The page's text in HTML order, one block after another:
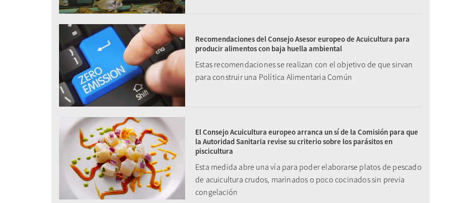
Recomendaciones del Consejo Asesor europeo de Acuicultura para
producir alimentos con baja huella ambiental
Estas recomendaciones se realizan con el objetivo de que sirvan
para construir una Política Alimentaria Común
El Consejo Acuicultura europeo arranca un sí de la Comisión para que
la Autoridad Sanitaria revise su criterio sobre los parásitos en
piscicultura
Esta medida abre una vía para poder elaborarse platos de pescado
de acuicultura crudos, marinados o poco cocinados sin previa
congelación